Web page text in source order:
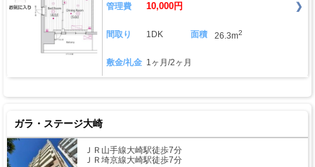
管理費 10,000円
間取り 1DK 面積 26.3m2
敷金/礼金 1ヶ月/2ヶ月
ガラ・ステージ大崎
ＪＲ山手線大崎駅徒歩7分
ＪＲ埼京線大崎駅徒歩7分